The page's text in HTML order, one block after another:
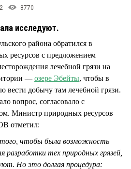
2 8770
исследуют.
района обратился в
ресурсов с предложением
лечебной грязи на
— озере Эбейты, чтобы в
вести добычу там лечебной грязи.
вопрос, согласовало с
Министр природных ресурсов
отметил:
чтобы была возможность
разработки тех природных грязей,
Но это долгая процедура: